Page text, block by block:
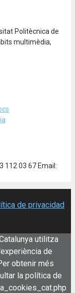
Politècnica de
multimèdia,
112 03 67 Email:
de privacidad
utilitza
de
obtenir més
la política de